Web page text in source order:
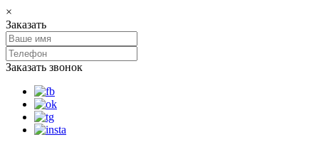
×
Заказать
Заказать звонок